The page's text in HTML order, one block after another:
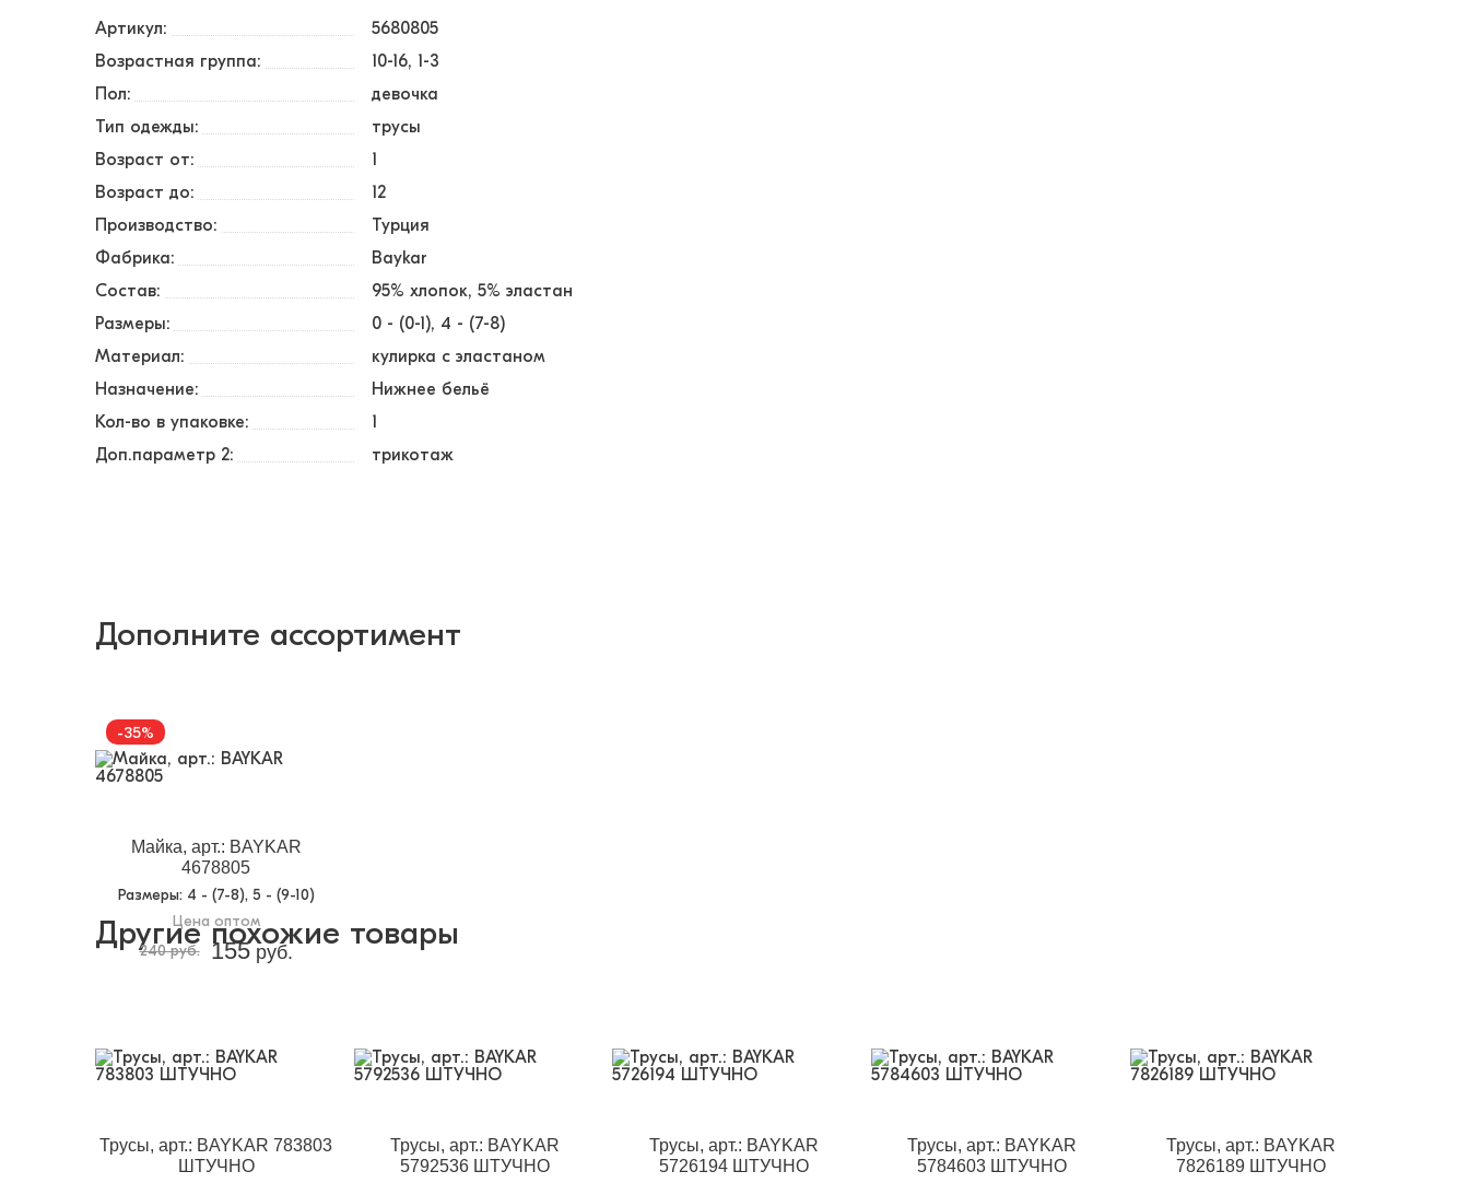
Артикул:
5680805
Возрастная группа:
10-16, 1-3
Пол:
девочка
Тип одежды:
трусы
Возраст от:
1
Возраст до:
12
Производство:
Турция
Фабрика:
Baykar
Состав:
95% хлопок, 5% эластан
Размеры:
0 - (0-1) 4 - (7-8)
Материал:
кулирка с эластаном
Назначение:
Нижнее бельё
Кол-во в упаковке:
1
Доп.параметр 2:
трикотаж
Дополните ассортимент
-35%
Майка, арт.: BAYKAR
4678805
Размеры: 4 - (7-8), 5 - (9-10)
Цена оптом
240 руб.
155руб.
Другие похожие товары
Трусы, арт.: BAYKAR 783803
ШТУЧНО
Трусы, арт.: BAYKAR
5792536 ШТУЧНО
Трусы, арт.: BAYKAR
5726194 ШТУЧНО
Трусы, арт.: BAYKAR
5784603 ШТУЧНО
Трусы, арт.: BAYKAR
7826189 ШТУЧНО